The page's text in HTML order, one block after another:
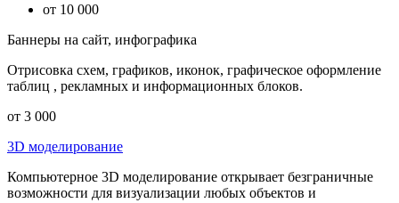
от 10 000
Баннеры на сайт, инфографика
Отрисовка схем, графиков, иконок, графическое оформление
таблиц , рекламных и информационных блоков.
от 3 000
3D моделирование
Компьютерное 3D моделирование открывает безграничные
возможности для визуализации любых объектов и